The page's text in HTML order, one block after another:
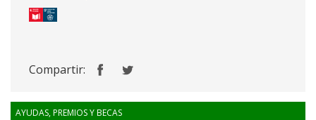
Compartir:
AYUDAS, PREMIOS Y BECAS